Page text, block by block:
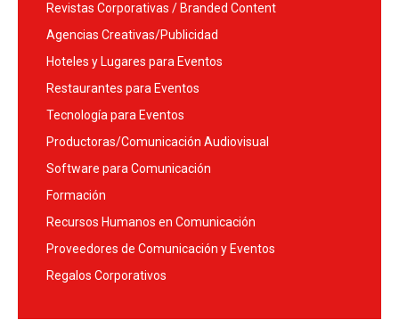
Revistas Corporativas / Branded Content
Agencias Creativas/Publicidad
Hoteles y Lugares para Eventos
Restaurantes para Eventos
Tecnología para Eventos
Productoras/Comunicación Audiovisual
Software para Comunicación
Formación
Recursos Humanos en Comunicación
Proveedores de Comunicación y Eventos
Regalos Corporativos